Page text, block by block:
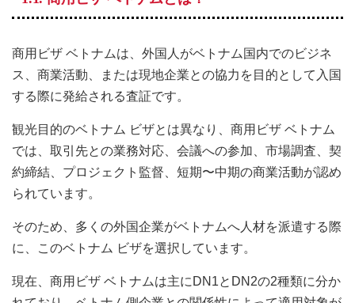
商用ビザ ベトナムは、外国人がベトナム国内でのビジネ
ス、商業活動、または現地企業との協力を目的として入国
する際に発給される査証です。
観光目的のベトナム ビザとは異なり、商用ビザ ベトナム
では、取引先との業務対応、会議への参加、市場調査、契
約締結、プロジェクト監督、短期〜中期の商業活動が認め
られています。
そのため、多くの外国企業がベトナムへ人材を派遣する際
に、このベトナム ビザを選択しています。
現在、商用ビザ ベトナムは主にDN1とDN2の2種類に分か